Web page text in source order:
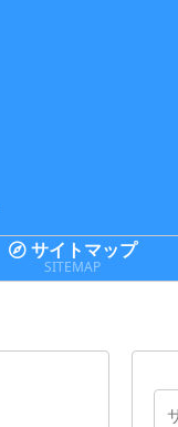
サイトマップ
SITEMAP